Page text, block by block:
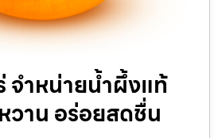
จำหน่ายน้ำผึ้งแท้
วาน อร่อยสดชื่น